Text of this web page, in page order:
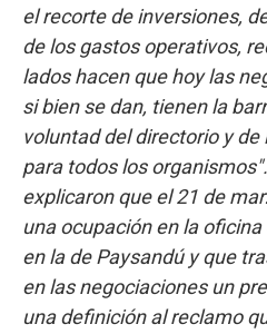
el recorte de inversiones,
de los gastos operativos,
lados hacen que hoy las
si bien se dan, tienen la
voluntad del directorio y
para todos los
explicaron que el 21 de
una ocupación en la
en la de Paysandú y que
en las negociaciones un
una definición al reclamo